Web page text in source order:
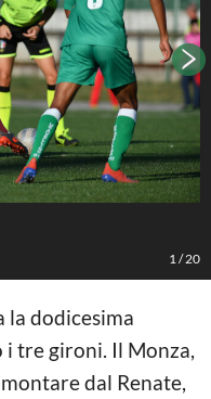
1 /20
la dodicesima
i tre gironi. Il Monza,
dal Renate,